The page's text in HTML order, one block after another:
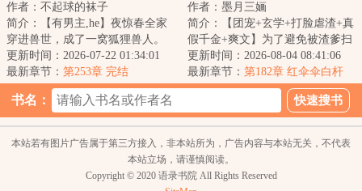
作者：不起球的袜子
简介：【有男主,he】夜惊春全家
穿进兽世，成了一窝狐狸兽人。
好消息：全家都有手艺。养殖场
的爸，喂猪杀...
更新时间：2026-07-22 01:34:01
最新章节： 第253章 完结
萌化
作者：墨月三婳
简介：【团宠+玄学+打脸虐渣+真
假千金+爽文】为了避免被渣爹扫
地出门，跟着外祖一家造反被斩
首的悲剧，小...
更新时间：2026-08-04 08:41:06
最新章节： 第182章 红伞伞白杆
杆，吃完躺板板
书名：
本站若有图片广告属于第三方接入，非本站所为，广告内容与本站无关，不代表
本站立场，请谨慎阅读。
Copyright © 2020 语录书院 All Rights Reserved